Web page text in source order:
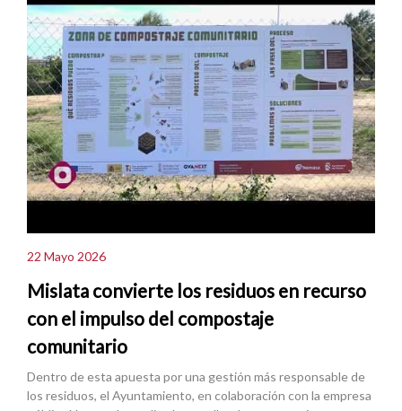
22 Mayo 2026
Mislata convierte los residuos en recurso
con el impulso del compostaje
comunitario
Dentro de esta apuesta por una gestión más responsable de
los residuos, el Ayuntamiento, en colaboración con la empresa